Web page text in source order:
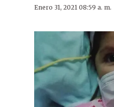
Enero 31, 2021 08:59 a. m.